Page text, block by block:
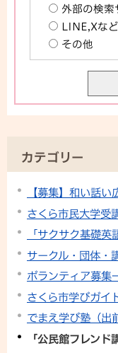
外部の検索
LINE,Xな
その他
カテゴリー
【募集】和い話
さくら市民大学受
「サクサク基礎
サークル・団体・
ボランティア募集
さくら市学びガイ
でまえ学び塾（出
「公民館フレンド